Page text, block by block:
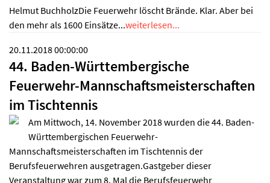
Helmut BuchholzDie Feuerwehr löscht Brände. Klar. Aber bei
den mehr als 1600 Einsätze...weiterlesen...
20.11.2018 00:00:00
44. Baden-Württembergische
Feuerwehr-Mannschaftsmeisterschaften
im Tischtennis
Am Mittwoch, 14. November 2018 wurden die 44. Baden-
Württembergischen Feuerwehr-
Mannschaftsmeisterschaften im Tischtennis der
Berufsfeuerwehren ausgetragen.Gastgeber dieser
Veranstaltung war zum 8. Mal die Berufsfeuerwehr